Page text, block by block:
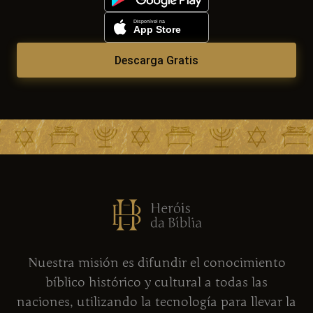
Descarga Gratis
Nuestra misión es difundir el conocimiento
bíblico histórico y cultural a todas las
naciones, utilizando la tecnología para llevar la